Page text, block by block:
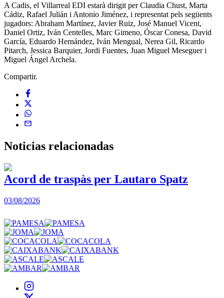
A Cadis, el Villarreal EDI estarà dirigit per Claudia Chust, Marta
Cádiz, Rafael Julián i Antonio Jiménez, i representat pels següents
jugadors: Abraham Martínez, Javier Ruiz, José Manuel Vicent,
Daniel Ortiz, Iván Centelles, Marc Gimeno, Óscar Conesa, David
García, Eduardo Hernández, Iván Mengual, Nerea Gil, Ricardo
Pitarch, Jessica Barquier, Jordi Fuentes, Juan Miguel Meseguer i
Miguel Ángel Archela.
Compartir.
Noticias relacionadas
Acord de traspàs per Lautaro Spatz
03/08/2026